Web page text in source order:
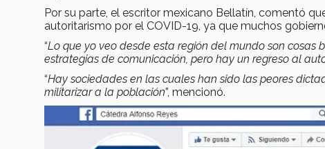
Por su parte, el escritor mexicano Bellatín, comentó
autoritarismo por el COVID-19, ya que muchos
“Lo que yo veo desde esta región del mundo son
estrategias de comunicación, pero hay un regreso al
“Hay sociedades en las cuales han sido las peores
militarizar a la población”, mencionó.